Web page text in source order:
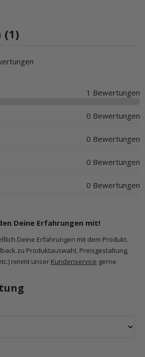
(1)
1 Bewertungen
0 Bewertungen
0 Bewertungen
0 Bewertungen
0 Bewertungen
Deine Erfahrungen mit!
Deine Erfahrungen mit dem Produkt.
zu Produktauswahl, Preisgestaltung,
nimmt unser Kundenservice gerne